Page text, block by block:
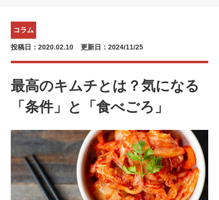
コラム
投稿日：2020.02.10 更新日：2024/11/25
最高のキムチとは？気になる
「条件」と「食べごろ」